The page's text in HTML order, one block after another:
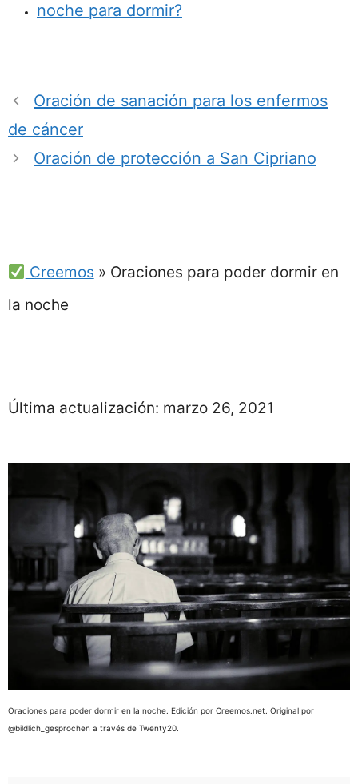
noche para dormir?
Oración de sanación para los enfermos
de cáncer
Oración de protección a San Cipriano
Creemos » Oraciones para poder dormir en
la noche
Última actualización: marzo 26, 2021
Oraciones para poder dormir en la noche. Edición por Creemos.net. Original por
@bildlich_gesprochen a través de Twenty20.